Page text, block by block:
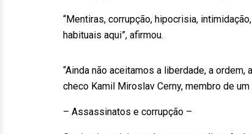
“Mentiras, corrupção, hipocrisia,
habituais aqui”, afirmou.
“Ainda não aceitamos a liberdade, a
checo Kamil Miroslav Cerny, membro de
– Assassinatos e corrupção –